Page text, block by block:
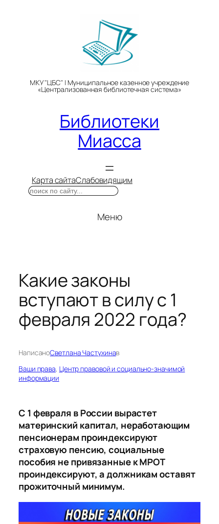
МКУ "ЦБС" | Муниципальное казенное учреждение
«Централизованная библиотечная система»
Библиотеки
Миасса
Карта сайтаСлабовидящим
Поиск
Меню
Какие законы
вступают в силу с 1
февраля 2022 года?
НаписаноСветлана Частухинав
Ваши права, Центр правовой и социально-значимой
информации
С 1 февраля в России вырастет
материнский капитал, неработающим
пенсионерам проиндексируют
страховую пенсию, социальные
пособия не привязанные к МРОТ
проиндексируют, а должникам оставят
прожиточный минимум.